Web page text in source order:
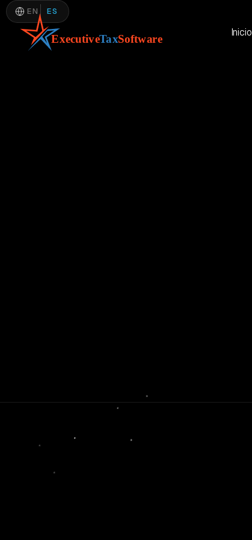
Inicio
EN ES